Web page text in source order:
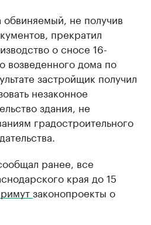
не получив
прекратил
о сносе 16-
возведенного дома по
застройщик получил
незаконное
здания, не
градостроительного
ранее, все
края до 15
законопроекты о